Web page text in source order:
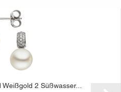
2 Süßwasser...